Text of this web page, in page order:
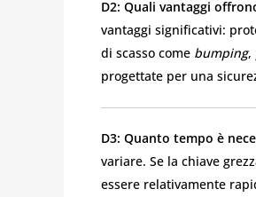
D2: Quali vantaggi
vantaggi significativi:
di scasso come bumping,
progettate per una
D3: Quanto tempo è
variare. Se la chiave
essere relativamente